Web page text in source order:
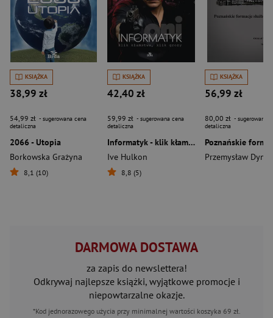
KSIĄŻKA
38,99 zł
54,99 zł - sugerowana cena
detaliczna
2066 - Utopia
Borkowska Grażyna
8,1 (10)
KSIĄŻKA
42,40 zł
59,99 zł - sugerowana cena
detaliczna
Informatyk - klik kłamstwa, klik grozy. Oni
Ive Hulkon
8,8 (5)
KSIĄŻKA
56,99 zł
80,00 zł - sugerowana
detaliczna
Przemysław
DARMOWA DOSTAWA
za zapis do newslettera!
Odkrywaj najlepsze książki, wyjątkowe promocje i
niepowtarzalne okazje.
*Kod jednorazowego użycia przy minimalnej wartości koszyka 69 zł.